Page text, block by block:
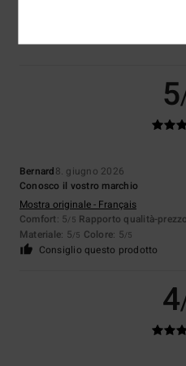
5
Bernard8. giugno 2026
Conosco il vostro marchio
Mostra originale - Français
Comfort: 5/5 Rapporto qualità-prezzo
Materiale: 5/5 Colore: 5/5
Consiglio questo prodotto
4